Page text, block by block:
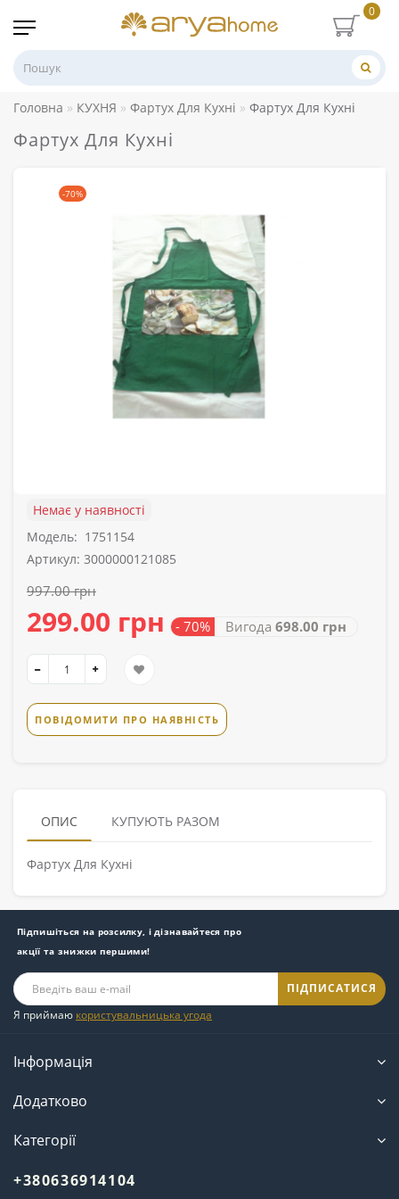
0
Головна КУХНЯ Фартух Для Кухні Фартух Для Кухні
Фартух Для Кухні
-70%
Немає у наявності
Модель: 1751154
Артикул: 3000000121085
997.00 грн
299.00 грн - 70% Вигода 698.00 грн
ПОВІДОМИТИ ПРО НАЯВНІСТЬ
ОПИС КУПУЮТЬ РАЗОМ
Фартух Для Кухні
Підпишіться на розсилку, і дізнавайтеся про
акції та знижки першими!
ПІДПИСАТИСЯ
Я приймаю користувальницька угода
Інформація
Додатково
Категорії
+380636914104